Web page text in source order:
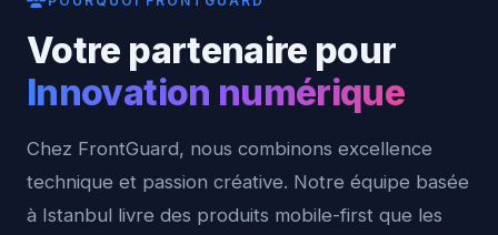
Votre partenaire pour
Innovation numérique
Chez FrontGuard, nous combinons excellence
technique et passion créative. Notre équipe basée
à Istanbul livre des produits mobile-first que les